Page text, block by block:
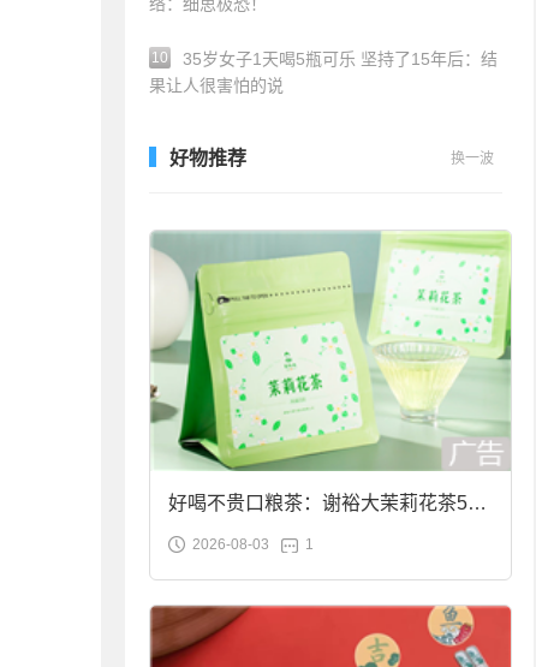
10
35岁女子1天喝5瓶可乐 坚持了15年后：结
果让人很害怕的说
好物推荐 换一波
好喝不贵口粮茶：谢裕大茉莉花茶50g
袋装9.9元到手
2026-08-03 1